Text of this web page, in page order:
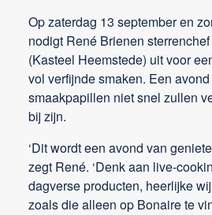
Op zaterdag 13 september en
nodigt René Brienen
(Kasteel Heemstede) uit voor
vol verfijnde smaken. Een
smaakpapillen niet snel zullen
bij zijn. ​
‘Dit wordt een avond van
zegt René. ‘Denk aan live-
dagverse producten, heerlijke
zoals die alleen op Bonaire te